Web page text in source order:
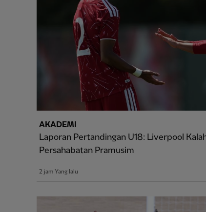
AKADEMI
Laporan Pertandingan U18: Liverpool
Persahabatan Pramusim
2 jam Yang lalu